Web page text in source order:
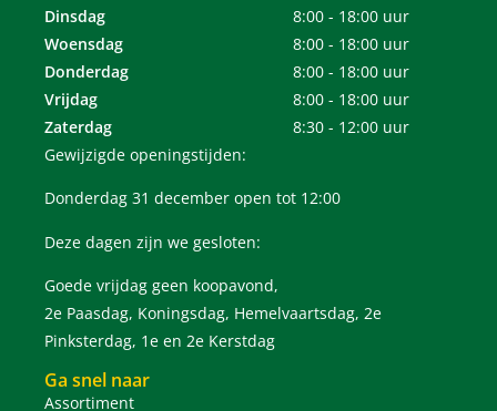
Dinsdag
8:00 - 18:00 uur
Woensdag
8:00 - 18:00 uur
Donderdag
8:00 - 18:00 uur
Vrijdag
8:00 - 18:00 uur
Zaterdag
8:30 - 12:00 uur
Gewijzigde openingstijden:
Donderdag 31 december open tot 12:00
Deze dagen zijn we gesloten:
Goede vrijdag geen koopavond,
2e Paasdag, Koningsdag, Hemelvaartsdag, 2e
Pinksterdag, 1e en 2e Kerstdag
Ga snel naar
Assortiment